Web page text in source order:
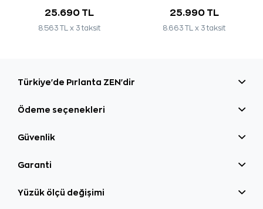
25.690 TL
8.563 TL x 3 taksit
25.990 TL
8.663 TL x 3 taksit
Türkiye'de Pırlanta ZEN'dir
Ödeme seçenekleri
Güvenlik
Garanti
Yüzük ölçü değişimi